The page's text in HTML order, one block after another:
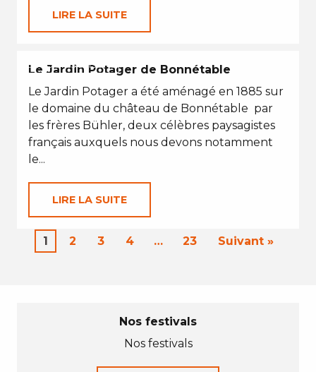
LIRE LA SUITE
EN TOUTES SAISONS
Le Jardin Potager de Bonnétable
Le Jardin Potager a été aménagé en 1885 sur
le domaine du château de Bonnétable par
les frères Bühler, deux célèbres paysagistes
français auxquels nous devons notamment
le...
LIRE LA SUITE
1 2 3 4 … 23 Suivant »
Nos festivals
Nos festivals